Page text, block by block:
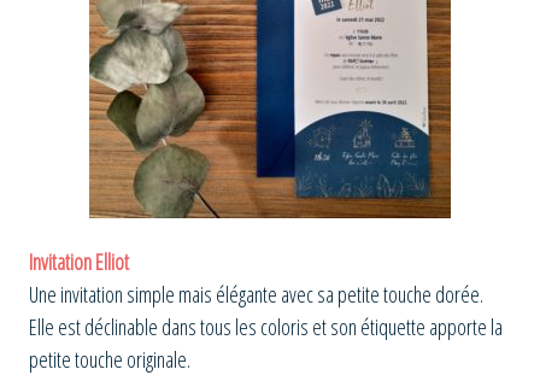
Invitation Elliot
Une invitation simple mais élégante avec sa petite touche dorée.
Elle est déclinable dans tous les coloris et son étiquette apporte la
petite touche originale.